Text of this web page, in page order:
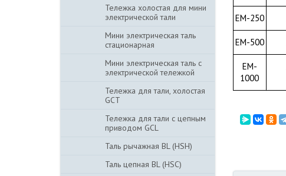
EM-250
EM-500
EM-
1000
Тележка холостая для мини
электрической тали
Мини электрическая таль
стационарная
Мини электрическая таль с
электрической тележкой
Тележка для тали, холостая
GCT
Тележка для тали с цепным
приводом GCL
Таль рычажная BL (HSH)
Таль цепная BL (HSC)